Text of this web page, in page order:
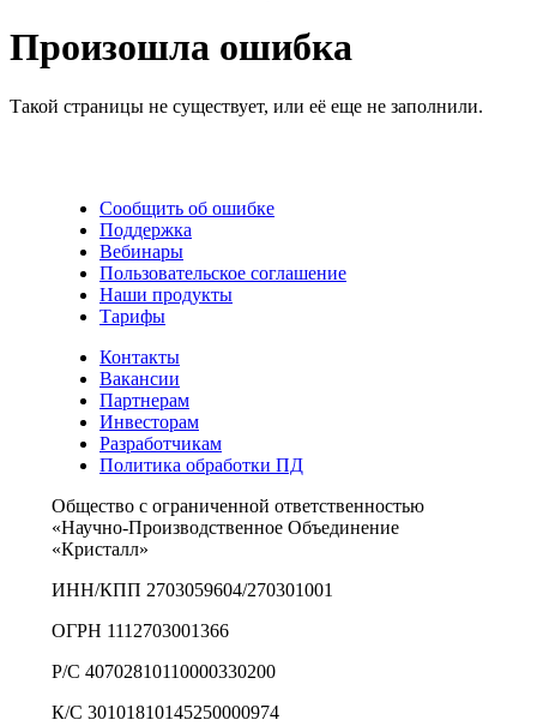
Произошла ошибка
Такой страницы не существует, или её еще не заполнили.
Сообщить об ошибке
Поддержка
Вебинары
Пользовательское соглашение
Наши продукты
Тарифы
Контакты
Вакансии
Партнерам
Инвесторам
Разработчикам
Политика обработки ПД
Общество с ограниченной ответственностью
«Научно-Производственное Объединение
«Кристалл»
ИНН/КПП 2703059604/270301001
ОГРН 1112703001366
Р/С 40702810110000330200
К/С 30101810145250000974